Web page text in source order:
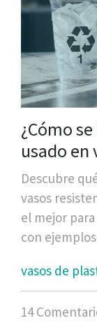
¿Cómo
usado en
Descubre
vasos
el mejor para
con
vasos de
14